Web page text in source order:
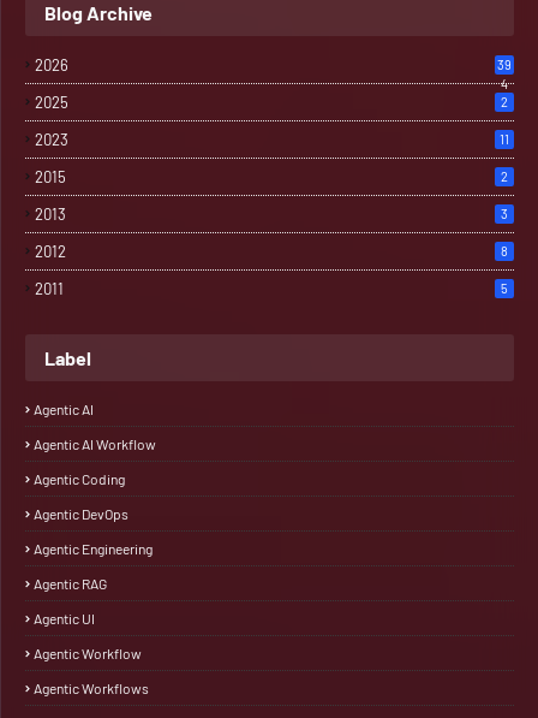
Blog Archive
2026
39
4
2025 2
2023 11
2015 2
2013 3
2012 8
2011 5
Label
Agentic AI
Agentic AI Workflow
Agentic Coding
Agentic DevOps
Agentic Engineering
Agentic RAG
Agentic UI
Agentic Workflow
Agentic Workflows